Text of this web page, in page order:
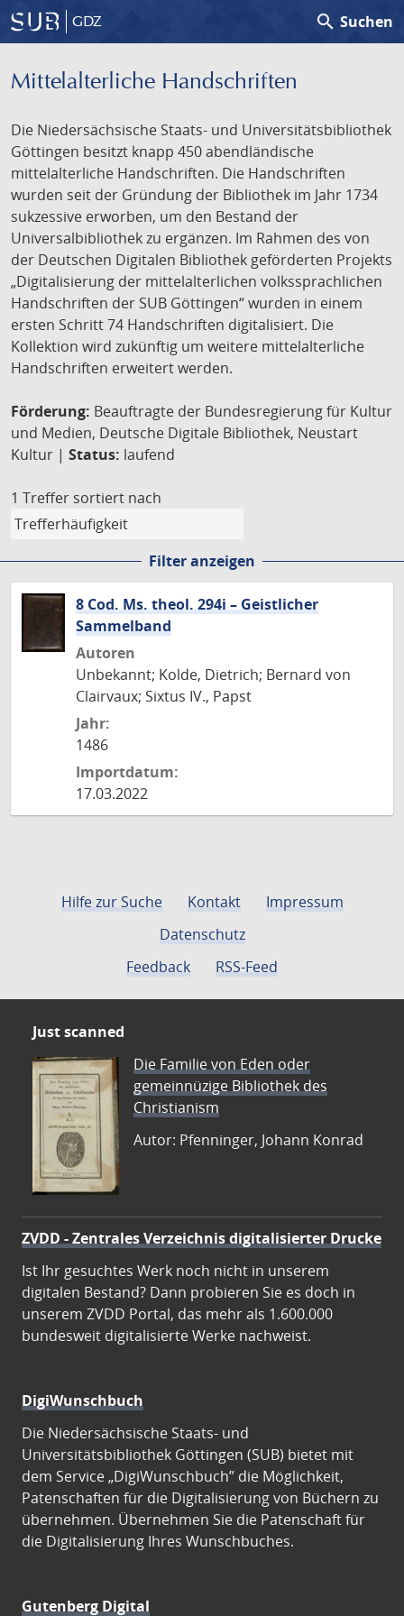
GDZ search Suchen
Mittelalterliche Handschriften
Die Niedersächsische Staats- und Universitätsbibliothek
Göttingen besitzt knapp 450 abendländische
mittelalterliche Handschriften. Die Handschriften
wurden seit der Gründung der Bibliothek im Jahr 1734
sukzessive erworben, um den Bestand der
Universalbibliothek zu ergänzen. Im Rahmen des von
der Deutschen Digitalen Bibliothek geförderten Projekts
„Digitalisierung der mittelalterlichen volkssprachlichen
Handschriften der SUB Göttingen“ wurden in einem
ersten Schritt 74 Handschriften digitalisiert. Die
Kollektion wird zukünftig um weitere mittelalterliche
Handschriften erweitert werden.
Förderung: Beauftragte der Bundesregierung für Kultur
und Medien, Deutsche Digitale Bibliothek, Neustart
Kultur | Status: laufend
1 Treffer sortiert nach
Filter anzeigen
8 Cod. Ms. theol. 294i – Geistlicher
Sammelband
Autoren
Unbekannt; Kolde, Dietrich; Bernard von
Clairvaux; Sixtus IV., Papst
Jahr:
1486
Importdatum:
17.03.2022
Hilfe zur Suche Kontakt
Impressum
Datenschutz
Feedback
RSS-Feed
Just scanned
Die Familie von Eden oder
gemeinnüzige Bibliothek des
Christianism
Autor: Pfenninger, Johann Konrad
ZVDD - Zentrales Verzeichnis digitalisierter Drucke
Ist Ihr gesuchtes Werk noch nicht in unserem
digitalen Bestand? Dann probieren Sie es doch in
unserem ZVDD Portal, das mehr als 1.600.000
bundesweit digitalisierte Werke nachweist.
DigiWunschbuch
Die Niedersächsische Staats- und
Universitätsbibliothek Göttingen (SUB) bietet mit
dem Service „DigiWunschbuch” die Möglichkeit,
Patenschaften für die Digitalisierung von Büchern zu
übernehmen. Übernehmen Sie die Patenschaft für
die Digitalisierung Ihres Wunschbuches.
Gutenberg Digital